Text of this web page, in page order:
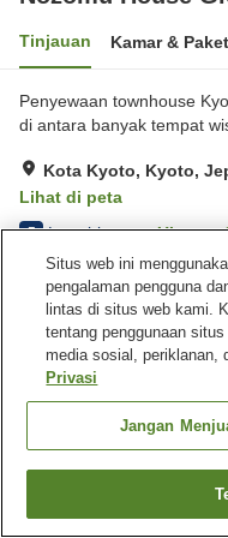
Tinjauan Kamar & Paket
Penyewaan townhouse
di antara banyak tempat
Kota Kyoto, Kyoto,
Lihat di peta
5 Luar biasa Ulasan:
Fasilitas properti
Wi-Fi
Pemandian yang bisa
dipesan
Beranda Jepang Kyoto
Nozomu House Gion Shijo
Situs web ini
pengalaman pengguna
lintas di situs web kami.
tentang penggunaan
media sosial, periklanan,
Privasi
Jangan